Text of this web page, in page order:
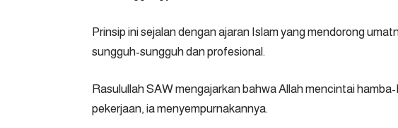
Prinsip ini sejalan dengan ajaran Islam yang mendorong
sungguh-sungguh dan profesional.
Rasulullah SAW mengajarkan bahwa Allah mencintai
pekerjaan, ia menyempurnakannya.